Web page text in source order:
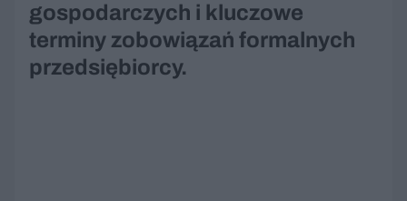
gospodarczych i kluczowe
terminy zobowiązań formalnych
przedsiębiorcy.